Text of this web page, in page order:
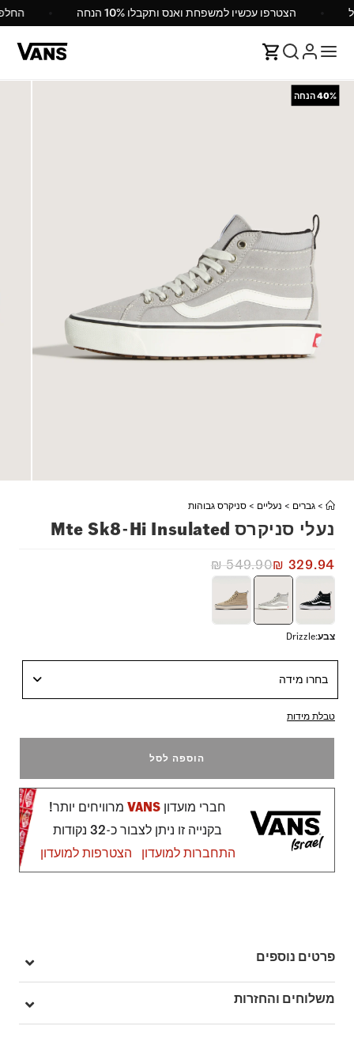
הצטרפו עכשיו למשפחת ואנס ותקבלו 10% הנחה
40%הנחה
> גברים > נעליים > סניקרס גבוהות
נעלי סניקרס Mte Sk8-Hi Insulated
₪549.90₪ 329.94
צבע:
Drizzle
בחרו מידה
טבלת מידות
הוספה לסל
חברי מועדון VANSמרוויחים יותר!
בקנייה זו ניתן לצבור כ-32 נקודות
התחברות למועדון
הצטרפות למועדון
פרטים נוספים
מק"ט: V00EB4KAQ
משלוחים והחזרות